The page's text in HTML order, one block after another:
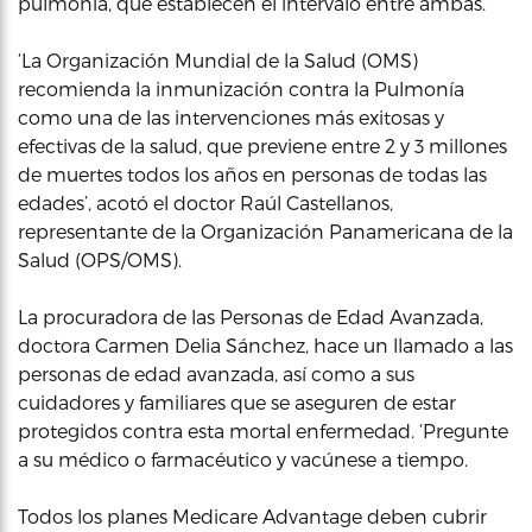
‘La Organización Mundial de la Salud (OMS)
recomienda la inmunización contra la Pulmonía
como una de las intervenciones más exitosas y
efectivas de la salud, que previene entre 2 y 3 millones
de muertes todos los años en personas de todas las
edades’, acotó el doctor Raúl Castellanos,
representante de la Organización Panamericana de la
Salud (OPS/OMS).
La procuradora de las Personas de Edad Avanzada,
doctora Carmen Delia Sánchez, hace un llamado a las
personas de edad avanzada, así como a sus
cuidadores y familiares que se aseguren de estar
protegidos contra esta mortal enfermedad. ‘Pregunte
a su médico o farmacéutico y vacúnese a tiempo.
Todos los planes Medicare Advantage deben cubrir